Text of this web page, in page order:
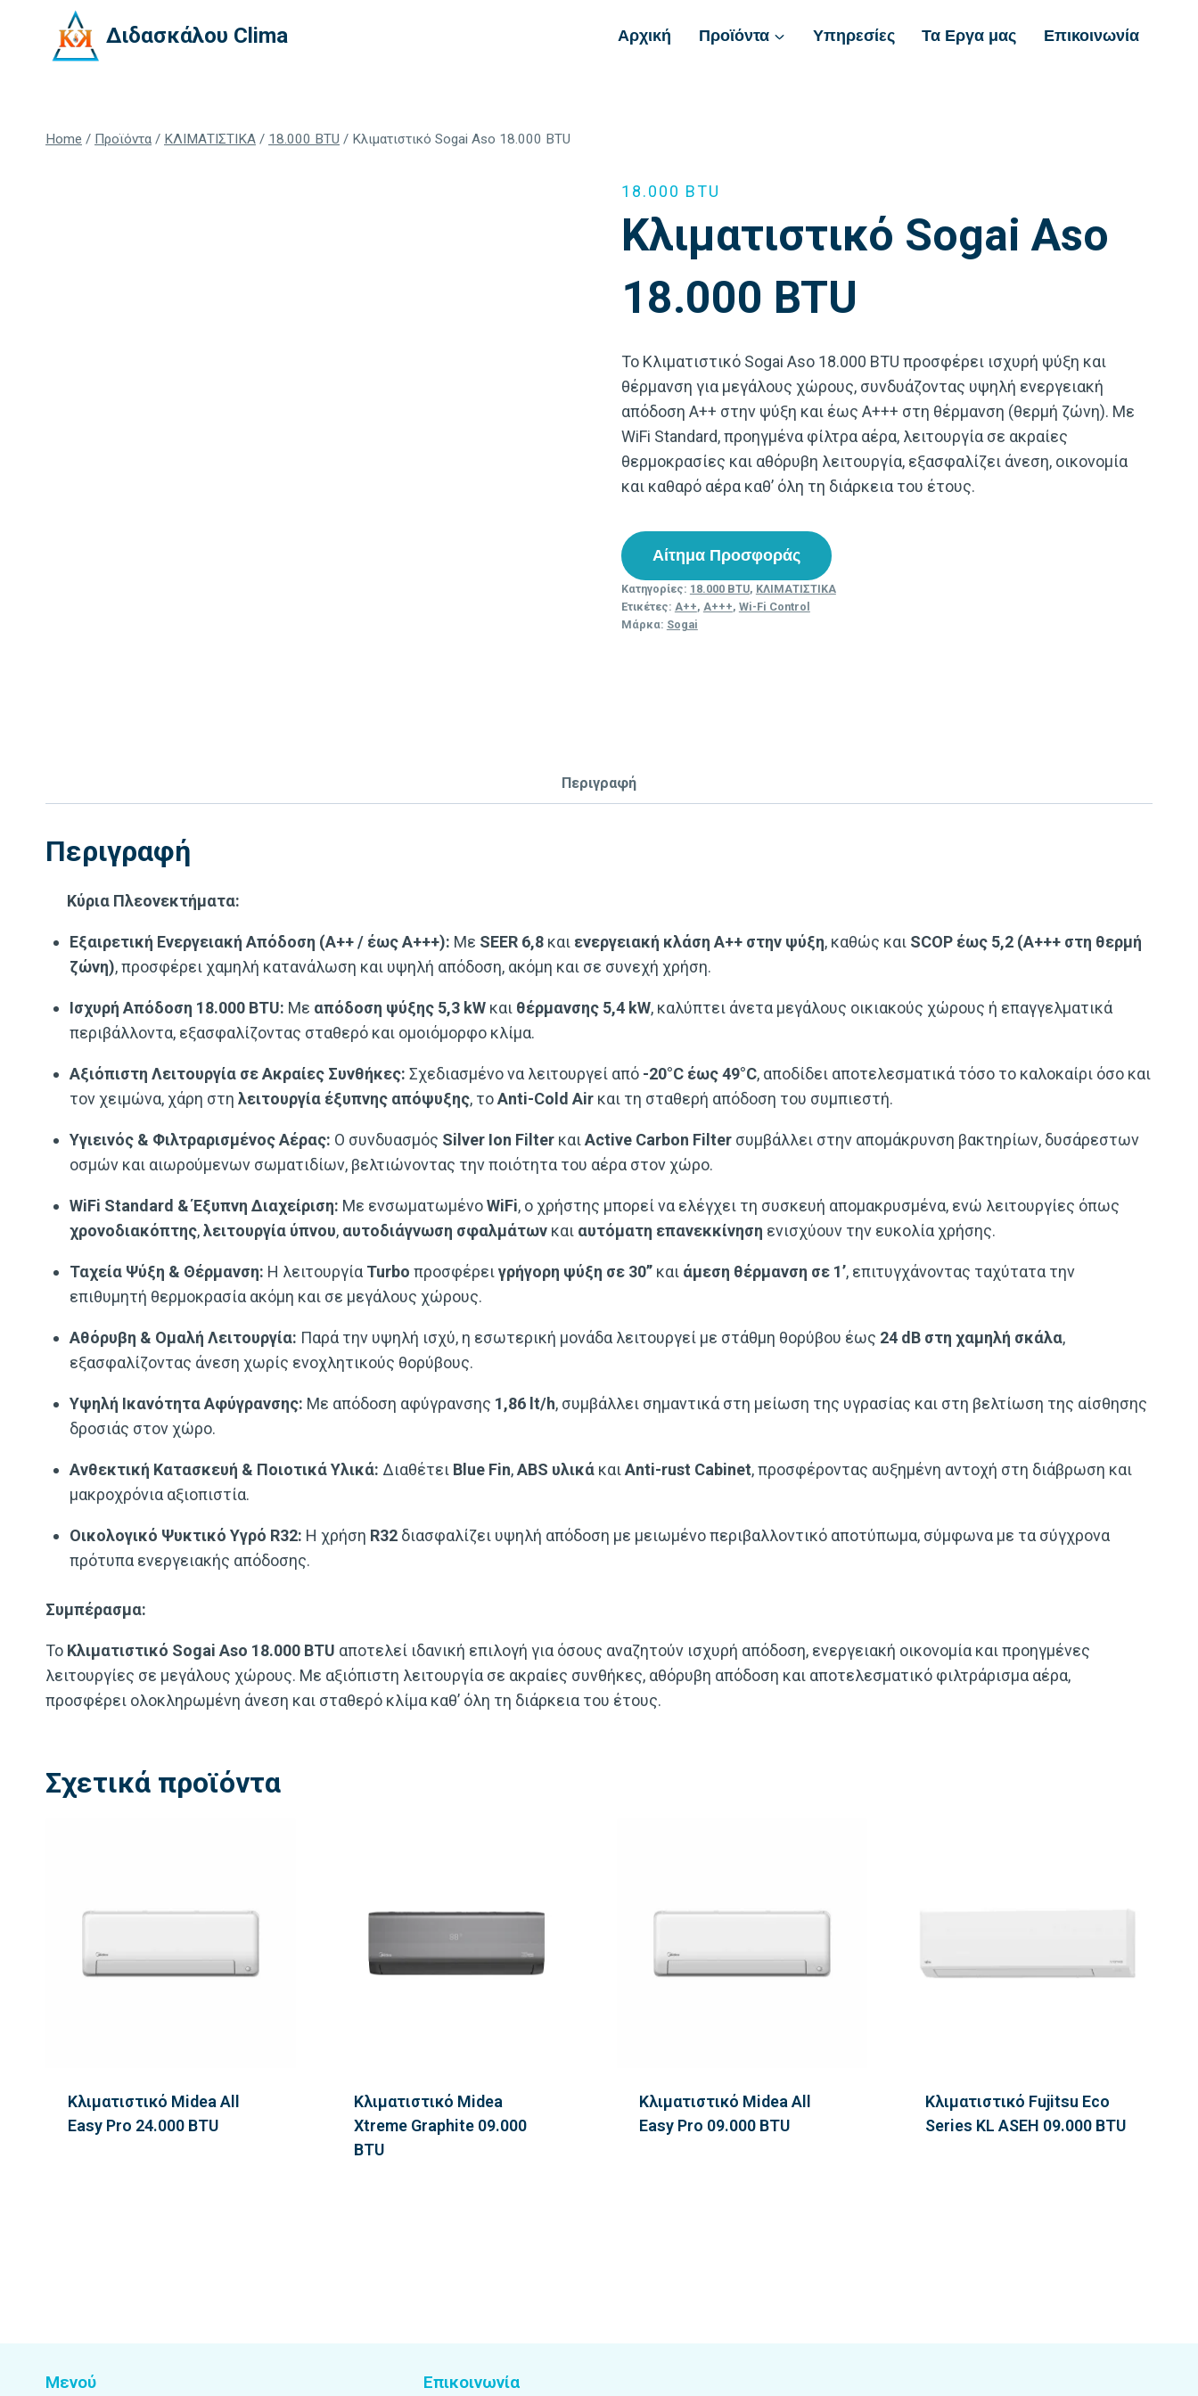
content
Διδασκάλου Clima Αρχική Προϊόντα Υπηρεσίες Τα Εργα μας Επικοινωνία
Home / Προϊόντα / ΚΛΙΜΑΤΙΣΤΙΚΑ / 18.000 BTU / Κλιματιστικό Sogai Aso 18.000 BTU
18.000 BTU
Κλιματιστικό Sogai Aso
18.000 BTU
Το Κλιματιστικό Sogai Aso 18.000 BTU προσφέρει ισχυρή ψύξη και
θέρμανση για μεγάλους χώρους, συνδυάζοντας υψηλή ενεργειακή
απόδοση A++ στην ψύξη και έως A+++ στη θέρμανση (θερμή ζώνη). Με
WiFi Standard, προηγμένα φίλτρα αέρα, λειτουργία σε ακραίες
θερμοκρασίες και αθόρυβη λειτουργία, εξασφαλίζει άνεση, οικονομία
και καθαρό αέρα καθ’ όλη τη διάρκεια του έτους.
Αίτημα Προσφοράς
Κατηγορίες: 18.000 BTU, ΚΛΙΜΑΤΙΣΤΙΚΑ
Ετικέτες: A++, A+++, Wi-Fi Control
Μάρκα: Sogai
Περιγραφή
Περιγραφή
Κύρια Πλεονεκτήματα:
Εξαιρετική Ενεργειακή Απόδοση (A++ / έως A+++): Με SEER 6,8 και ενεργειακή κλάση A++ στην ψύξη, καθώς και SCOP έως 5,2 (A+++ στη θερμή
ζώνη), προσφέρει χαμηλή κατανάλωση και υψηλή απόδοση, ακόμη και σε συνεχή χρήση.
Ισχυρή Απόδοση 18.000 BTU: Με απόδοση ψύξης 5,3 kW και θέρμανσης 5,4 kW, καλύπτει άνετα μεγάλους οικιακούς χώρους ή επαγγελματικά
περιβάλλοντα, εξασφαλίζοντας σταθερό και ομοιόμορφο κλίμα.
Αξιόπιστη Λειτουργία σε Ακραίες Συνθήκες: Σχεδιασμένο να λειτουργεί από -20°C έως 49°C, αποδίδει αποτελεσματικά τόσο το καλοκαίρι όσο και
τον χειμώνα, χάρη στη λειτουργία έξυπνης απόψυξης, τοAnti-Cold Air και τη σταθερή απόδοση του συμπιεστή.
Υγιεινός & Φιλτραρισμένος Αέρας: Ο συνδυασμός Silver Ion Filter καιActive Carbon Filter συμβάλλει στην απομάκρυνση βακτηρίων, δυσάρεστων
οσμών και αιωρούμενων σωματιδίων, βελτιώνοντας την ποιότητα του αέρα στον χώρο.
WiFi Standard & Έξυπνη Διαχείριση: Με ενσωματωμένοWiFi, ο χρήστης μπορεί να ελέγχει τη συσκευή απομακρυσμένα, ενώ λειτουργίες όπως
χρονοδιακόπτης,λειτουργία ύπνου, αυτοδιάγνωση σφαλμάτων και αυτόματη επανεκκίνηση ενισχύουν την ευκολία χρήσης.
Ταχεία Ψύξη & Θέρμανση: Η λειτουργία Turbo προσφέρειγρήγορη ψύξη σε 30’’ και άμεση θέρμανση σε 1’, επιτυγχάνοντας ταχύτατα την
επιθυμητή θερμοκρασία ακόμη και σε μεγάλους χώρους.
Αθόρυβη & Ομαλή Λειτουργία: Παρά την υψηλή ισχύ, η εσωτερική μονάδα λειτουργεί με στάθμη θορύβου έως 24 dB στη χαμηλή σκάλα,
εξασφαλίζοντας άνεση χωρίς ενοχλητικούς θορύβους.
Υψηλή Ικανότητα Αφύγρανσης: Με απόδοση αφύγρανσης 1,86 lt/h, συμβάλλει σημαντικά στη μείωση της υγρασίας και στη βελτίωση της αίσθησης
δροσιάς στον χώρο.
Ανθεκτική Κατασκευή & Ποιοτικά Υλικά: Διαθέτει Blue Fin,ABS υλικά καιAnti-rust Cabinet, προσφέροντας αυξημένη αντοχή στη διάβρωση και
μακροχρόνια αξιοπιστία.
Οικολογικό Ψυκτικό Υγρό R32: Η χρήση R32 διασφαλίζει υψηλή απόδοση με μειωμένο περιβαλλοντικό αποτύπωμα, σύμφωνα με τα σύγχρονα
πρότυπα ενεργειακής απόδοσης.
Συμπέρασμα:
Το Κλιματιστικό Sogai Aso 18.000 BTU αποτελεί ιδανική επιλογή για όσους αναζητούν ισχυρή απόδοση, ενεργειακή οικονομία και προηγμένες
λειτουργίες σε μεγάλους χώρους. Με αξιόπιστη λειτουργία σε ακραίες συνθήκες, αθόρυβη απόδοση και αποτελεσματικό φιλτράρισμα αέρα,
προσφέρει ολοκληρωμένη άνεση και σταθερό κλίμα καθ’ όλη τη διάρκεια του έτους.
Σχετικά προϊόντα
Κλιματιστικό Midea All
Easy Pro 24.000 BTU
Κλιματιστικό Midea
Xtreme Graphite 09.000
BTU
Κλιματιστικό Midea All
Easy Pro 09.000 BTU
Κλιματιστικό Fujitsu Eco
Series KL ASEH 09.000 BTU
Μενού Επικοινωνία